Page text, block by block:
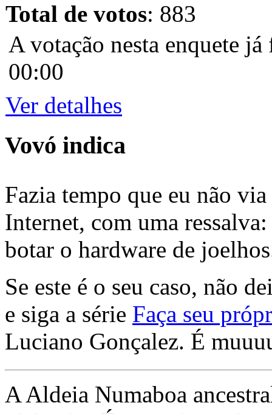
Total de votos: 883
A votação nesta enquete
00:00
Ver detalhes
Vovó indica
Fazia tempo que eu não
Internet, com uma
botar o hardware de
Se este é o seu caso, não
e siga a série Faça seu
Luciano Gonçalez. É
A Aldeia Numaboa